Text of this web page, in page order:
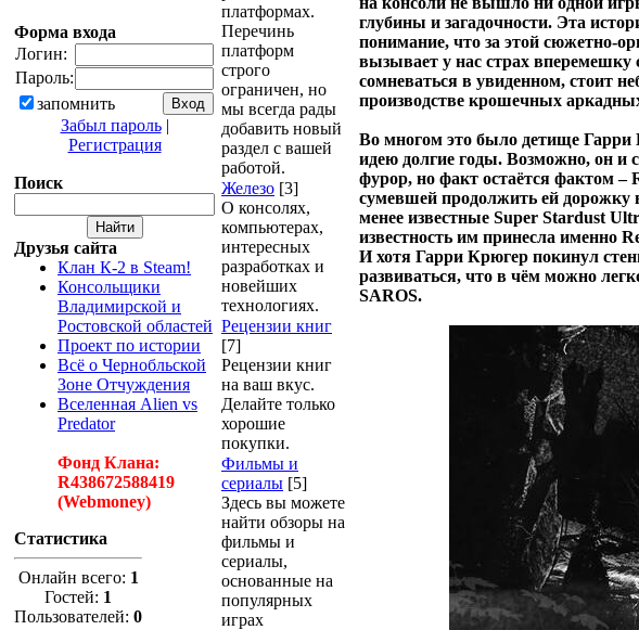
Форма входа
Логин:
Пароль:
запомнить
Забыл пароль|
Регистрация
Поиск
Друзья сайта
Клан К-2 в Steam!
Консольщики
Владимирской и
Ростовской областей
Проект по истории
Всё о Чернобльской
Зоне Отчуждения
Вселенная Alien vs
Predator
Фонд Клана:
R438672588419
(Webmoney)
Статистика
Онлайн всего: 1
Гостей: 1
Пользователей: 0
платформах.
Перечинь
платформ
строго
ограничен, но
мы всегда рады
добавить новый
раздел с вашей
работой.
Железо [3]
О консолях,
компьютерах,
интересных
разработках и
новейших
технологиях.
Рецензии книг
[7]
Рецензии книг
на ваш вкус.
Делайте только
хорошие
покупки.
Фильмы и
сериалы [5]
Здесь вы можете
найти обзоры на
фильмы и
сериалы,
основанные на
популярных
играх
глубины и загадочности. Эта
понимание, что за этой сюжетно-
вызывает у нас страх вперемешку
сомневаться в увиденном, стоит
производстве крошечных
Во многом это было детище
идею долгие годы. Возможно, он и
фурор, но факт остаётся фактом –
сумевшей продолжить ей дорожку
менее известные Super Stardust
известность им принесла именно
И хотя Гарри Крюгер покинул
развиваться, что в чём можно
SAROS.